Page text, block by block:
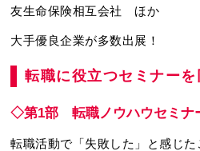
友生命保険相互会社 ほか
大手優良企業が多数出展！
転職に役立つセミナーを
◇第1部 転職ノウハウセミナ
転職活動で「失敗した」と感じた